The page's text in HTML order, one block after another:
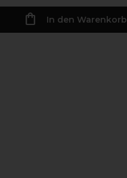
In den Warenkorb